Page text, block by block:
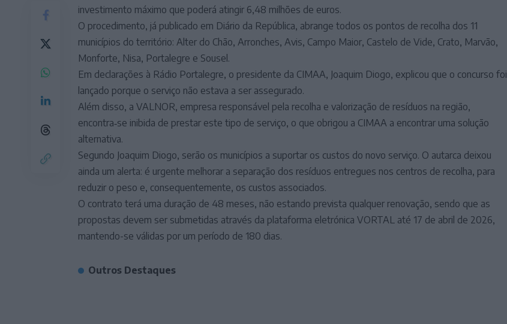
investimento máximo que poderá atingir 6,48 milhões de euros.
O procedimento, já publicado em Diário da República, abrange todos os pontos de recolha dos 11
municípios do território: Alter do Chão, Arronches, Avis, Campo Maior, Castelo de Vide, Crato, Marvão,
Monforte, Nisa, Portalegre e Sousel.
Em declarações à Rádio Portalegre, o presidente da CIMAA, Joaquim Diogo, explicou que o concurso foi
lançado porque o serviço não estava a ser assegurado.
Além disso, a VALNOR, empresa responsável pela recolha e valorização de resíduos na região,
encontra‑se inibida de prestar este tipo de serviço, o que obrigou a CIMAA a encontrar uma solução
alternativa.
Segundo Joaquim Diogo, serão os municípios a suportar os custos do novo serviço. O autarca deixou
ainda um alerta: é urgente melhorar a separação dos resíduos entregues nos centros de recolha, para
reduzir o peso e, consequentemente, os custos associados.
O contrato terá uma duração de 48 meses, não estando prevista qualquer renovação, sendo que as
propostas devem ser submetidas através da plataforma eletrónica VORTAL até 17 de abril de 2026,
mantendo-se válidas por um período de 180 dias.
Outros Destaques